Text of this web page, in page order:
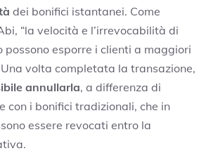
dei bonifici istantanei. Come
“la velocità e l’irrevocabilità di
possono esporre i clienti a maggiori
Una volta completata la transazione,
annullarla, a differenza di
con i bonifici tradizionali, che in
essere revocati entro la